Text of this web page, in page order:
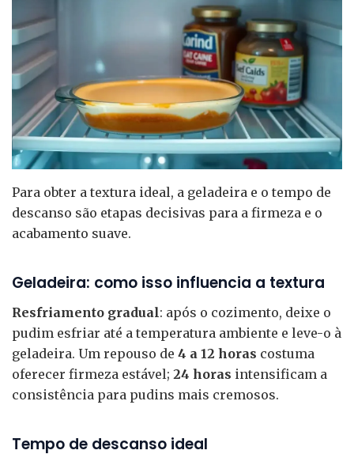
Para obter a textura ideal, a geladeira e o tempo de
descanso são etapas decisivas para a firmeza e o
acabamento suave.
Geladeira: como isso influencia a textura
Resfriamento gradual: após o cozimento, deixe o
pudim esfriar até a temperatura ambiente e leve-o à
geladeira. Um repouso de 4 a 12 horas costuma
oferecer firmeza estável; 24 horas intensificam a
consistência para pudins mais cremosos.
Tempo de descanso ideal